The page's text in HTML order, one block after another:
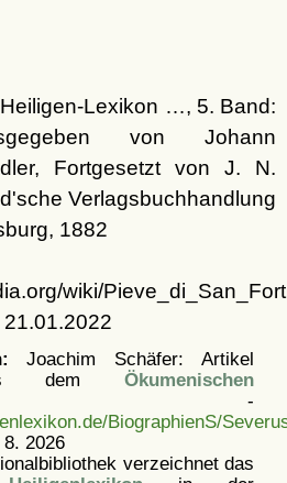
Lexikon …, 5. Band:
von Johann
Fortgesetzt von J. N.
Verlagsbuchhandlung
1882
wiki/
Joachim Schäfer: Artikel
dem Ökumenischen
BiographienS/
2026
verzeichnet das